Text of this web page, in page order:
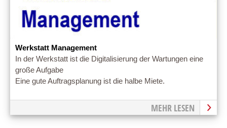
Werkstatt Management
In der Werkstatt ist die Digitalisierung der Wartungen eine
große Aufgabe
Eine gute Auftragsplanung ist die halbe Miete.
MEHR LESEN